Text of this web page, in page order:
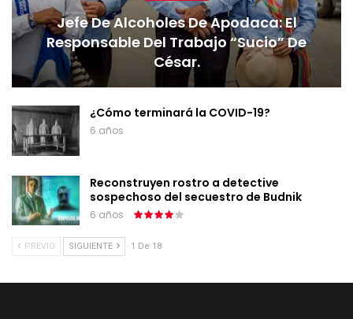
Jefe De Alcoholes De Apodaca: El
Responsable Del Trabajo “sucio” De
César.
¿Cómo terminará la COVID-19?
6 años
Reconstruyen rostro a detective
sospechoso del secuestro de Budnik
6 años
PREVIO SIGUIENTE 1 De 18